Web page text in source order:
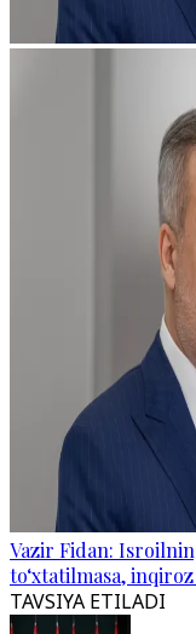
Vazir Fidan:
to‘xtatilmasa,
TAVSIYA ETILADI